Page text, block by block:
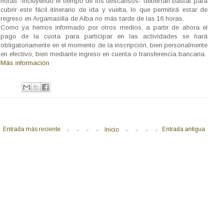
cubrir este fácil itinerario de ida y vuelta, lo que permitirá estar de
regreso en Argamasilla de Alba no más tarde de las 16 horas.
Como ya hemos informado por otros medios, a partir de ahora el
pago de la cuota para participar en las actividades se hará
obligatoriamente en el momento de la inscripción, bien personalmente
en efectivo, bien mediante ingreso en cuenta o transferencia bancaria.
Más información
Entrada más reciente Entrada antigua
Inicio